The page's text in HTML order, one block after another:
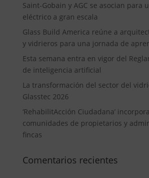
Saint-Gobain y AGC se asocian para
eléctrico a gran escala
Glass Build America reúne a
y vidrieros para una jornada de
Esta semana entra en vigor del
de inteligencia artificial
La transformación del sector del
Glasstec 2026
‘RehabilitAcción Ciudadana’
comunidades de propietarios y
fincas
Comentarios recientes